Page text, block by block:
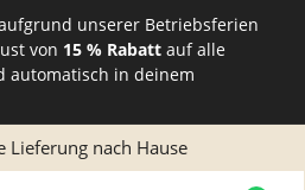
unserer Betriebsferien
von 15 % Rabatt auf alle
automatisch in deinem
Teppichhersteller kaufen